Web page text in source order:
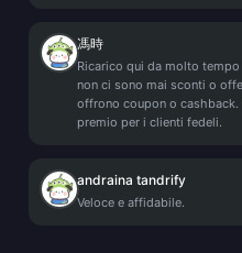
馮時
Ricarico qui da molto
non ci sono mai sconti o
offrono coupon o cashback.
premio per i clienti fedeli.
andraina tandrify
Veloce e affidabile.